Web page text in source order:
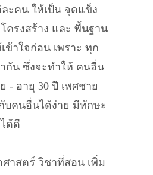
ะคน ให้เป็น จุดแข็ง
ครงสร้าง และ พื้นฐาน
ข้าใจก่อน เพราะ ทุก
กัน ซึ่งจะทำให้ คนอื่น
- อายุ 30 ปี เพศชาย
บคนอื่นได้ง่าย มีทักษะ
ด้ดี
าสตร์ วิชาที่สอน เพิ่ม